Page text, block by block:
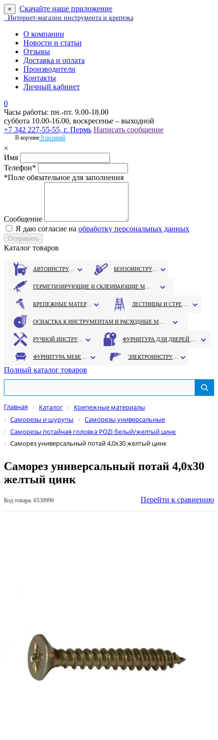
× Скачайте наше приложение
Интернет-магазин инструмента и крепежа
О компании
Новости и статьи
Отзывы
Доставка и оплата
Производители
Контакты
Личный кабинет
0
Часы работы: пн.-пт. 9.00-18.00
суббота 10.00-16.00, воскресенье – выходной
+7 342 227-55-55, г. Пермь Написать сообщение
В корзине 0 позиций
×
Имя
Телефон*
*Поле обязательное для заполнения
Сообщение
Я даю согласие на обработку персональных данных
Каталог товаров
Полный каталог товаров
Главная Каталог
Крепежные материалы
Саморезы и шурупы
Саморезы универсальные
Саморезы потайная головка POZI белый/желтый цинк
Саморез универсальный потай 4,0х30 желтый цинк
Саморез универсальный потай 4,0х30
желтый цинк
Код товара: 6530996 Перейти к сравнению